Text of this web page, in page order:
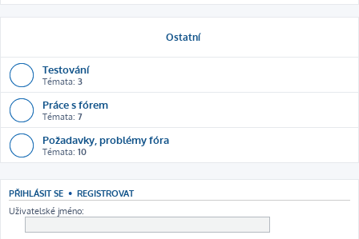
Ostatní
Testování
Témata: 3
Práce s fórem
Témata: 7
Požadavky, problémy fóra
Témata: 10
PŘIHLÁSIT SE • REGISTROVAT
Uživatelské jméno: